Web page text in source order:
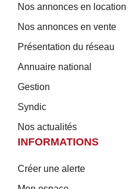
Nos annonces en location
Nos annonces en vente
Présentation du réseau
Annuaire national
Gestion
Syndic
Nos actualités
INFORMATIONS
Créer une alerte